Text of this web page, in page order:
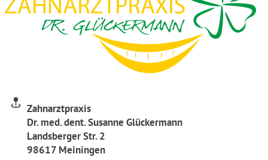
Zahnarztpraxis
Dr. med. dent. Susanne Glückermann
Landsberger Str. 2
98617 Meiningen